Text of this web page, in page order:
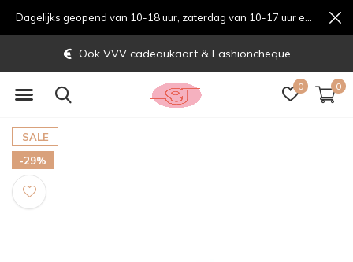
0 0
Ook VVV cadeaukaart & Fashioncheque
SALE
-29%